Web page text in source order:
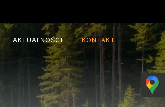
AKTUALNOŚCI KONTAKT